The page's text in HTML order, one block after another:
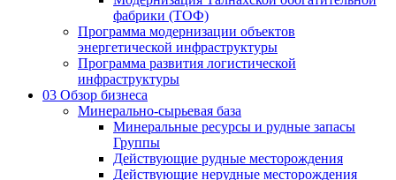
фабрики (ТОФ)
Программа модернизации объектов
энергетической инфраструктуры
Программа развития логистической
инфраструктуры
03 Обзор бизнеса
Минерально-сырьевая база
Минеральные ресурсы и рудные запасы
Группы
Действующие рудные месторождения
Действующие нерудные месторождения